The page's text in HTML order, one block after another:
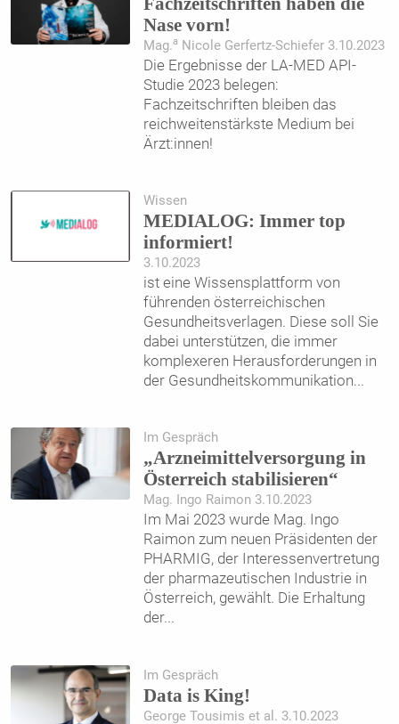
Nase vorn!
Mag.a Nicole Gerfertz-Schiefer 3.10.2023
Die Ergebnisse der LA-MED API-
Studie 2023 belegen:
Fachzeitschriften bleiben das
reichweitenstärkste Medium bei
Ärzt:innen!
Wissen
MEDIALOG: Immer top
informiert!
3.10.2023
ist eine Wissensplattform von
führenden österreichischen
Gesundheitsverlagen. Diese soll Sie
dabei unterstützen, die immer
komplexeren Herausforderungen in
der Gesundheitskommunikation...
Im Gespräch
„Arzneimittelversorgung in
Österreich stabilisieren“
Mag. Ingo Raimon 3.10.2023
Im Mai 2023 wurde Mag. Ingo
Raimon zum neuen Präsidenten der
PHARMIG, der Interessen­vertretung
der pharmazeutischen Industrie in
Österreich, gewählt. Die Erhaltung
der...
Im Gespräch
Data is King!
George Tousimis et al. 3.10.2023